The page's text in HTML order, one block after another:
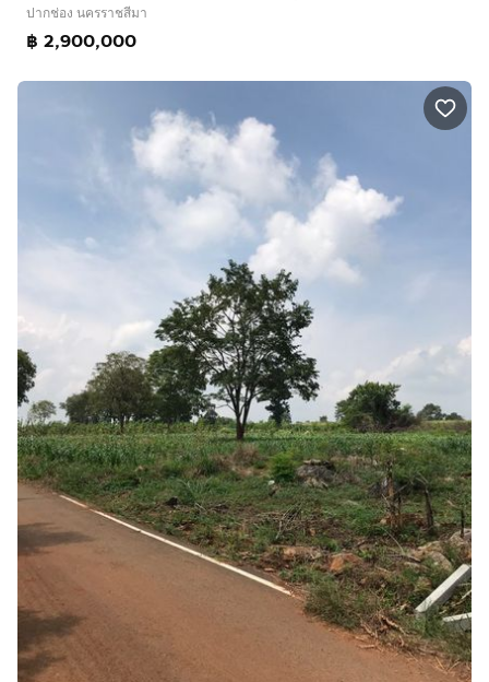
ปากช่อง นครราชสีมา
฿ 2,900,000